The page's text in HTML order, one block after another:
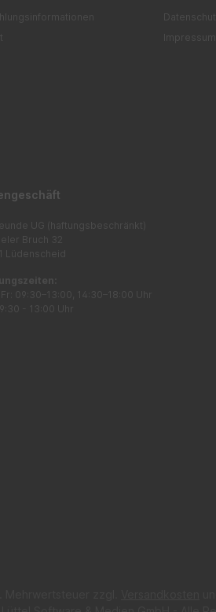
Datenschutz
Impressum
UG (haftungsbeschränkt)
Bruch 32
Lüdenscheid
09:30–13:00, 14:30–18:00 Uhr
- 13:00 Uhr